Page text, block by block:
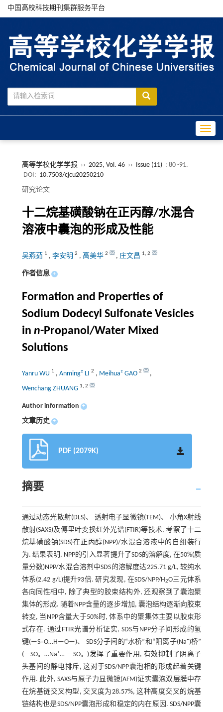
中国高校科技期刊集群服务平台
高等学校化学学报 ›› 2025, Vol. 46 ›› Issue (11) : 80 -91.
DOI: 10.7503/cjcu20250210
研究论文
十二烷基磺酸钠在正丙醇/水混合
溶液中囊泡的形成及性能
吴燕茹 1 , 李安明 2 , 高美华 2 , 庄文昌 1, 2
作者信息 +
Formation and Properties of
Sodium Dodecyl Sulfonate Vesicles
in n-Propanol/Water Mixed
Solutions
Yanru WU 1 , Anming² LI 2 , Meihua² GAO 2
,
Wenchang ZHUANG 1, 2
Author information +
文章历史 +
PDF (2079K)
摘要
通过动态光散射(DLS)、 透射电子显微镜(TEM)、 小角X射线
散射(SAXS)及傅里叶变换红外光谱(FTIR)等技术, 考察了十二
烷基磺酸钠(SDS)在正丙醇(NPP)/水混合溶液中的自组装行
为. 结果表明, NPP的引入显著提升了SDS的溶解度, 在50%(质
量分数)NPP/水混合溶剂中SDS的溶解度达225.71 g/L, 较纯水
体系(2.42 g/L)提升93倍. 研究发现, 在SDS/NPP/H2O三元体系
各向同性相中, 除了典型的胶束结构外, 还观察到了囊泡聚
集体的形成. 随着NPP含量的逐步增加, 囊泡结构逐渐向胶束
转变, 当NPP含量大于50%时, 体系中的聚集体主要以胶束形
式存在. 通过FTIR光谱分析证实, SDS与NPP分子间形成的氢
键(—S=O…H—O—)、 SDS分子间的“水桥”和“阳离子(Na⁺)桥”
(—SO₃⁻ …Na⁺… —SO₃⁻ )发挥了重要作用, 有效抑制了阴离子
头基间的静电排斥, 这对于SDS/NPP囊泡相的形成起着关键
作用. 此外, SAXS与原子力显微镜(AFM)证实囊泡双层膜中存
在烷基链交叉构型, 交叉度为28.57%, 这种高度交叉的烷基
链结构也是SDS/NPP囊泡形成和稳定的内在原因. SDS/NPP囊